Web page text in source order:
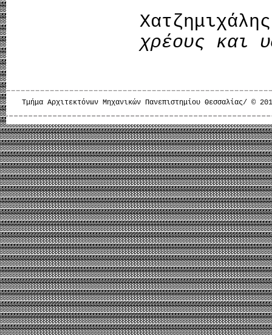
χρέους και
Τμήμα Αρχιτεκτόνων Μηχανικών Πανεπιστημίου Θεσσαλίας/ ©